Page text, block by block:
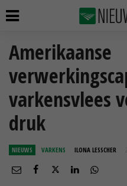
Amerikaanse
varkensvlees
druk
NIEUWS VARKENS ILONA LESSCHER